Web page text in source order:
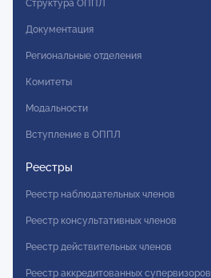
Структура ОППЛ
Документация
Региональные отделения
Комитеты
Модальности
Вступление в ОППЛ
Реестры
Реестр наблюдательных членов
Реестр консультативных членов
Реестр действительных членов
Реестр аккредитованных супервизоров